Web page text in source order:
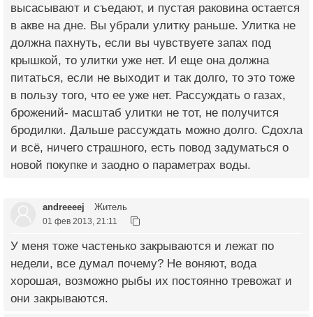
высасывают и съедают, и пустая раковина остается
в акве на дне. Вы убрали улитку раньше. Улитка не
должна пахнуть, если вы чувствуете запах под
крышкой, то улитки уже нет. И еще она должна
питаться, если не выходит и так долго, то это тоже
в пользу того, что ее уже нет. Рассуждать о газах,
брожений- масштаб улитки не тот, не получится
бродилки. Дальше рассуждать можно долго. Сдохла
и всё, ничего страшного, есть повод задуматься о
новой покупке и заодно о параметрах воды.
andreeeej Житель
01 фев 2013, 21:11
У меня тоже частенько закрываются и лежат по
недели, все думал почему? Не воняют, вода
хорошая, возможно рыбы их постоянно тревожат и
они закрываются.